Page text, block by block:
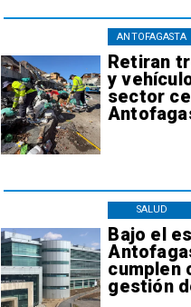
Retiran
y
sector
ANTOFAGASTA
Bajo el
cumplen
gestión
SALUD